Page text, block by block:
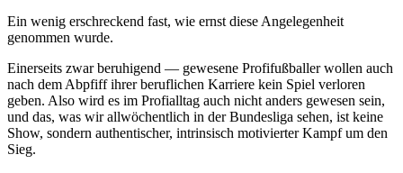
Ein wenig erschreckend fast, wie ernst diese Angelegenheit
genommen wurde.
Einerseits zwar beruhigend — gewesene Profifußballer wollen auch
nach dem Abpfiff ihrer beruflichen Karriere kein Spiel verloren
geben. Also wird es im Profialltag auch nicht anders gewesen sein,
und das, was wir allwöchentlich in der Bundesliga sehen, ist keine
Show, sondern authentischer, intrinsisch motivierter Kampf um den
Sieg.